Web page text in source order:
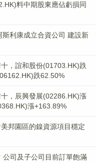
料中期股東應佔虧損同
利康成立合資公司 建設新
十，誼和股份(01703.HK)跌
跌62.50%
十，辰興發展(02286.HK)漲
漲+163.89%
邦園區的鎳資源項目穩定
司及子公司目前訂單飽滿